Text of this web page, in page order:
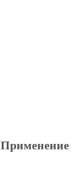
Применение